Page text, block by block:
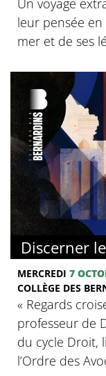
Un voyage
leur pensée
mer et de ses
Discerner
MERCREDI 7
COLLÈGE DES
‍« Regards
professeur de
du cycle Droit,
l’Ordre des